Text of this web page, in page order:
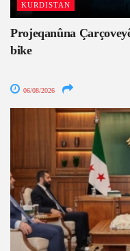
KURDISTAN
Projeqanûna
bike
06/08/2026